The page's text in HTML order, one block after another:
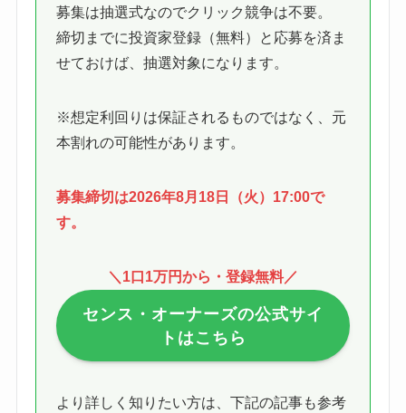
募集は抽選式なのでクリック競争は不要。
締切までに投資家登録（無料）と応募を済ま
せておけば、抽選対象になります。
※想定利回りは保証されるものではなく、元
本割れの可能性があります。
募集締切は2026年8月18日（火）17:00で
す。
＼1口1万円から・登録無料／
センス・オーナーズの公式サイ
トはこちら
より詳しく知りたい方は、下記の記事も参考